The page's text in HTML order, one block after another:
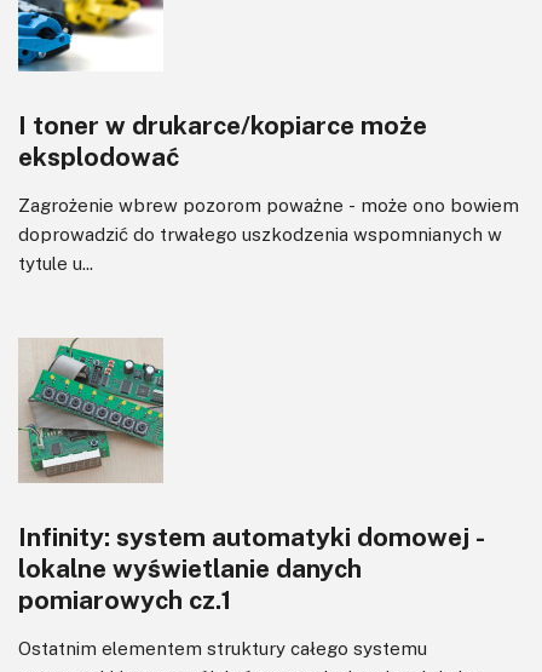
I toner w drukarce/kopiarce może
eksplodować
Zagrożenie wbrew pozorom poważne - może ono bowiem
doprowadzić do trwałego uszkodzenia wspomnianych w
tytule u...
Infinity: system automatyki domowej -
lokalne wyświetlanie danych
pomiarowych cz.1
Ostatnim elementem struktury całego systemu